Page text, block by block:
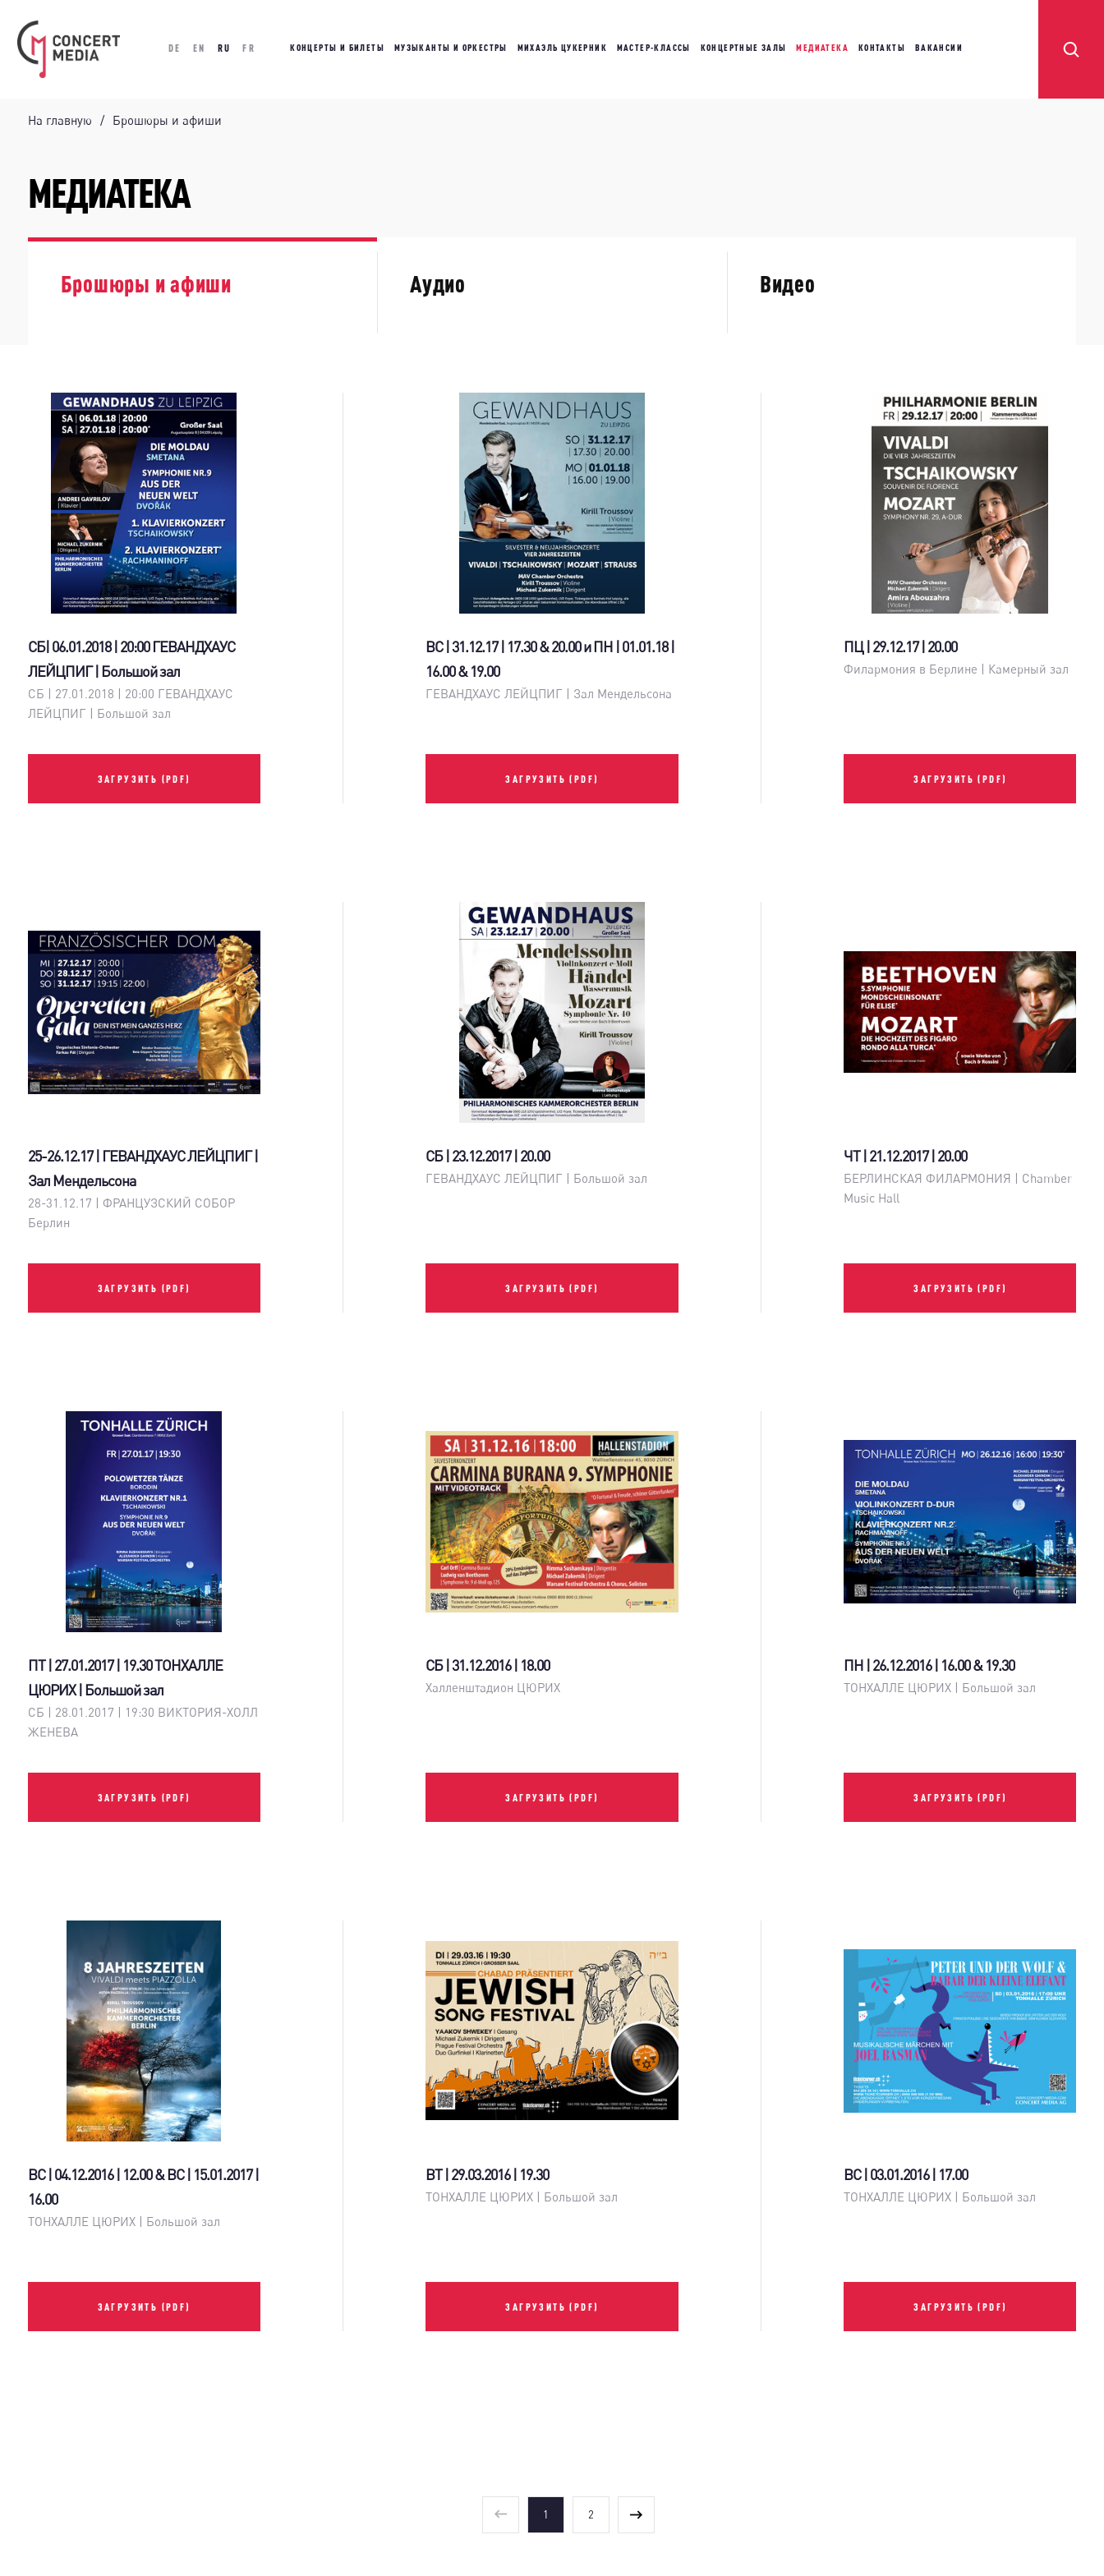
DE EN RU FR КОНЦЕРТЫ И БИЛЕТЫ МУЗЫКАНТЫ И ОРКЕСТРЫ МИХАЭЛЬ ЦУКЕРНИК МАСТЕР-КЛАССЫ КОНЦЕРТНЫЕ ЗАЛЫ МЕДИАТЕКА КОНТАКТЫ ВАКАНСИИ
На главную Брошюры и афиши
МЕДИАТЕКА
Брошюры и афиши Аудио Видео
СБ| 06.01.2018 | 20:00 ГЕВАНДХАУС
ЛЕЙЦПИГ | Большой зал
СБ | 27.01.2018 | 20:00 ГЕВАНДХАУС
ЛЕЙЦПИГ | Большой зал
ЗАГРУЗИТЬ (PDF)
ВС | 31.12.17 | 17.30 & 20.00 и ПН | 01.01.18 |
16.00 & 19.00
ГЕВАНДХАУС ЛЕЙЦПИГ | Зал Мендельсона
ЗАГРУЗИТЬ (PDF)
ПЦ | 29.12.17 | 20.00
Филармония в Берлине | Камерный зал
ЗАГРУЗИТЬ (PDF)
25-26.12.17 | ГЕВАНДХАУС ЛЕЙЦПИГ |
Зал Мендельсона
28-31.12.17 | ФРАНЦУЗСКИЙ СОБОР
Берлин
ЗАГРУЗИТЬ (PDF)
СБ | 23.12.2017 | 20.00
ГЕВАНДХАУС ЛЕЙЦПИГ | Большой зал
ЗАГРУЗИТЬ (PDF)
ЧТ | 21.12.2017 | 20.00
БЕРЛИНСКАЯ ФИЛАРМОНИЯ | Chamber
Music Hall
ЗАГРУЗИТЬ (PDF)
ПТ | 27.01.2017 | 19.30 ТОНХАЛЛЕ
ЦЮРИХ | Большой зал
СБ | 28.01.2017 | 19:30 ВИКТОРИЯ-ХОЛЛ
ЖЕНЕВА
ЗАГРУЗИТЬ (PDF)
СБ | 31.12.2016 | 18.00
Халленштадион ЦЮРИХ
ЗАГРУЗИТЬ (PDF)
ПН | 26.12.2016 | 16.00 & 19.30
ТОНХАЛЛЕ ЦЮРИХ | Большой зал
ЗАГРУЗИТЬ (PDF)
ВС | 04.12.2016 | 12.00 & ВС | 15.01.2017 |
16.00
ТОНХАЛЛЕ ЦЮРИХ | Большой зал
ЗАГРУЗИТЬ (PDF)
ВТ | 29.03.2016 | 19.30
ТОНХАЛЛЕ ЦЮРИХ | Большой зал
ЗАГРУЗИТЬ (PDF)
ВС | 03.01.2016 | 17.00
ТОНХАЛЛЕ ЦЮРИХ | Большой зал
ЗАГРУЗИТЬ (PDF)
1 2